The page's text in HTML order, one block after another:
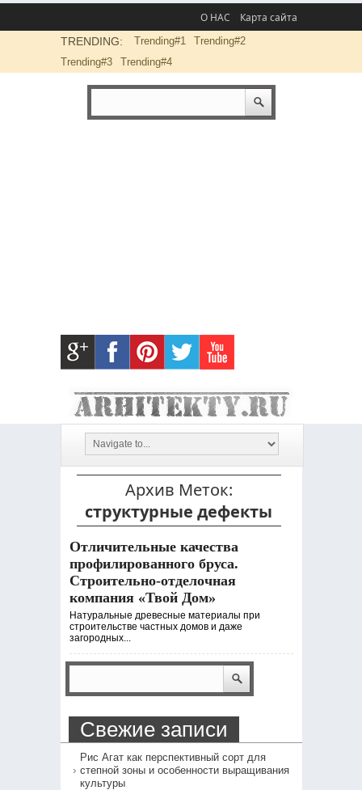
О НАС Карта сайта
TRENDING: Trending#1
Trending#2
Trending#3
Trending#4
Архив Меток:
структурные дефекты
Отличительные качества
профилированного бруса.
Строительно-отделочная
компания «Твой Дом»
Натуральные древесные материалы при
строительстве частных домов и даже
загородных...
Свежие записи
Рис Агат как перспективный сорт для
степной зоны и особенности выращивания
культуры